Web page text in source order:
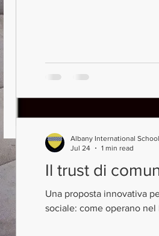
Il trust di
Una proposta innovativa
sociale: come operano
Albany International School
Jul 24
1 min read